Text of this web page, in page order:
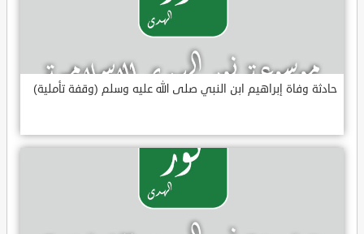
حادثة وفاة إبراهيم ابن النبي صلى الله عليه وسلم (وقفة تأملية)